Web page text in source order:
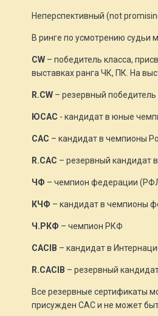
Неперспективный (not
В ринге по усмотрению судьи
CW – победитель класса,
выставках ранга ЧК, ПК. На
R.CW – резервный
ЮCAC - кандидат в юные
САС – кандидат в чемпионы
R.CAC – резервный кандидат
ЧФ – чемпион федерации
КЧФ – кандидат в чемпионы
Ч.РКФ – чемпион РКФ
CACIB – кандидат в
R.CACIB – резервный
Все резервные сертификаты
присужден САС и не может